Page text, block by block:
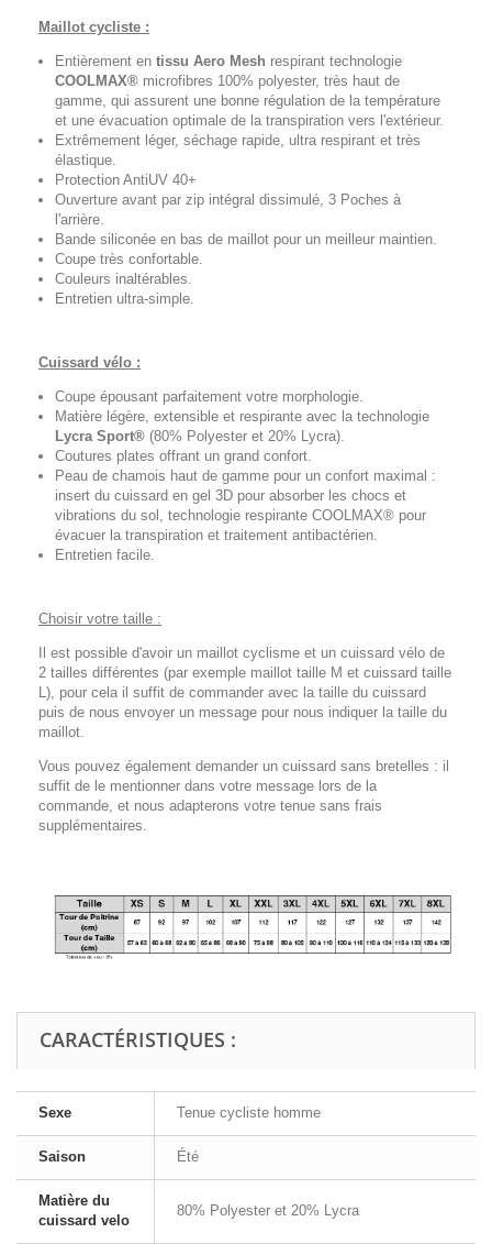
Maillot cycliste :
Entièrement en tissu Aero Mesh respirant technologie
COOLMAX® microfibres 100% polyester, très haut de
gamme, qui assurent une bonne régulation de la température
et une évacuation optimale de la transpiration vers l'extérieur.
Extrêmement léger, séchage rapide, ultra respirant et très
élastique.
Protection AntiUV 40+
Ouverture avant par zip intégral dissimulé, 3 Poches à
l'arrière.
Bande siliconée en bas de maillot pour un meilleur maintien.
Coupe très confortable.
Couleurs inaltérables.
Entretien ultra-simple.
Cuissard vélo :
Coupe épousant parfaitement votre morphologie.
Matière légère, extensible et respirante avec la technologie
Lycra Sport® (80% Polyester et 20% Lycra).
Coutures plates offrant un grand confort.
Peau de chamois haut de gamme pour un confort maximal :
insert du cuissard en gel 3D pour absorber les chocs et
vibrations du sol, technologie respirante COOLMAX® pour
évacuer la transpiration et traitement antibactérien.
Entretien facile.
Choisir votre taille :
Il est possible d'avoir un maillot cyclisme et un cuissard vélo de
2 tailles différentes (par exemple maillot taille M et cuissard taille
L), pour cela il suffit de commander avec la taille du cuissard
puis de nous envoyer un message pour nous indiquer la taille du
maillot.
Vous pouvez également demander un cuissard sans bretelles : il
suffit de le mentionner dans votre message lors de la
commande, et nous adapterons votre tenue sans frais
supplémentaires.
CARACTÉRISTIQUES :
Sexe Tenue cycliste homme
Saison Été
Matière du
cuissard velo
80% Polyester et 20% Lycra